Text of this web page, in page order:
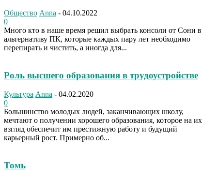
Общество Anna - 04.10.2022
0
Много кто в наше время решил выбрать консоли от Сони в
альтернативу ПК, которые каждых пару лет необходимо
перепирать и чистить, а иногда для...
Роль высшего образования в трудоустройстве
Культура Anna - 04.02.2020
0
Большинство молодых людей, заканчивающих школу,
мечтают о получении хорошего образования, которое на их
взгляд обеспечит им престижную работу и будущий
карьерный рост. Примерно об...
Томь